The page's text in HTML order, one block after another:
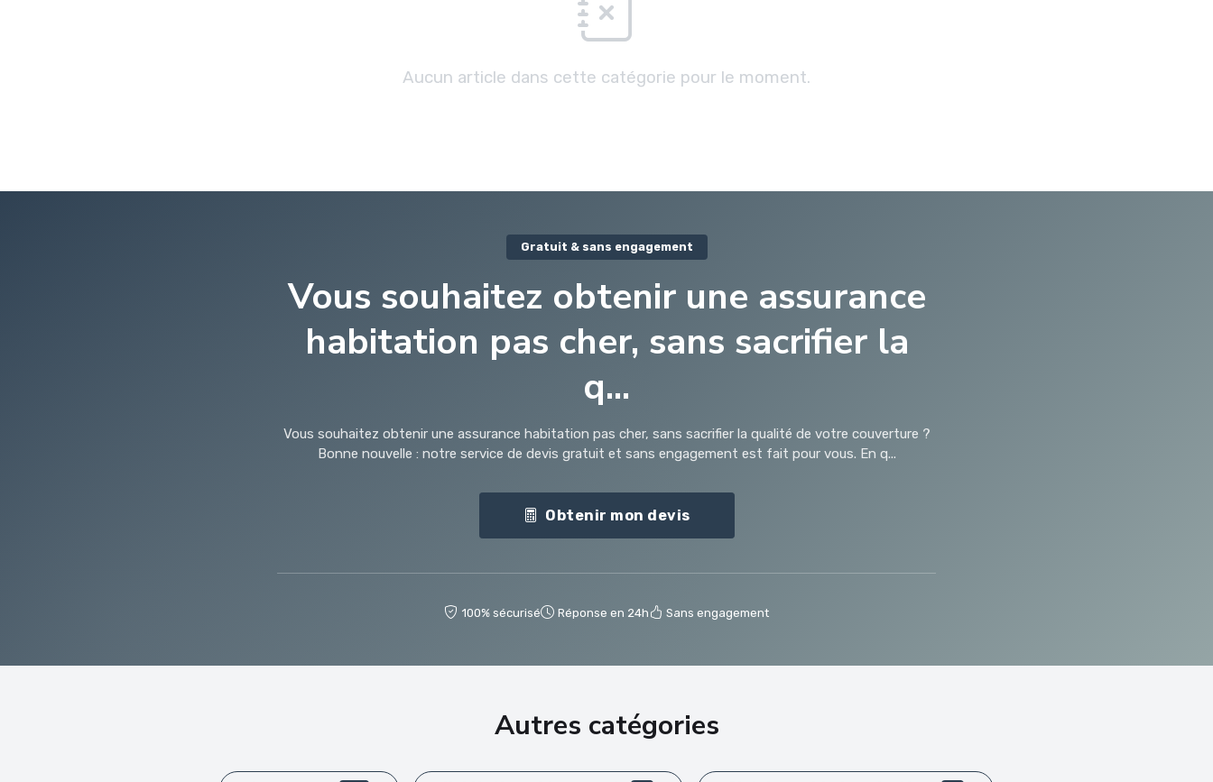
Aucun article dans cette catégorie pour le moment.
Gratuit & sans engagement
Vous souhaitez obtenir une assurance
habitation pas cher, sans sacrifier la
q...
Vous souhaitez obtenir une assurance habitation pas cher, sans sacrifier la qualité de votre couverture ?
Bonne nouvelle : notre service de devis gratuit et sans engagement est fait pour vous. En q...
Obtenir mon devis
100% sécurisé Réponse en 24h Sans engagement
Autres catégories